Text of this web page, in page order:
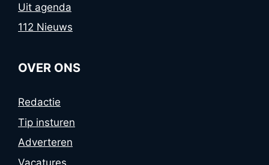
Uit agenda
112 Nieuws
OVER ONS
Redactie
Tip insturen
Adverteren
Vacatures